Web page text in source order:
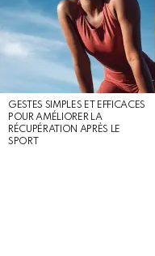
GESTES SIMPLES ET EFFICACES
POUR AMÉLIORER LA
RÉCUPÉRATION APRÈS LE
SPORT